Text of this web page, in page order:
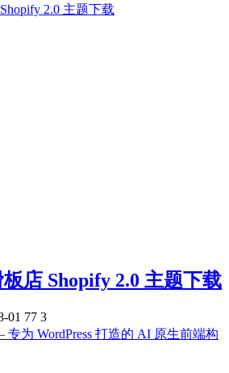
店 Shopify 2.0 主题下载
01 77 3